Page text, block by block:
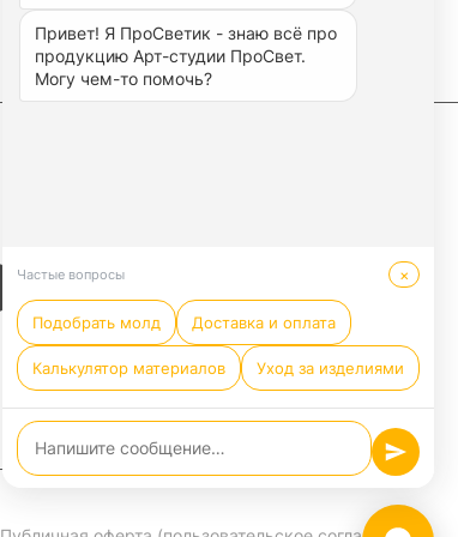
Привет! Я ПроСветик - знаю всё про
продукцию Арт-студии ПроСвет.
Могу чем-то помочь?
Частые вопросы ×
Подобрать молд Доставка и оплата
Калькулятор материалов Уход за изделиями